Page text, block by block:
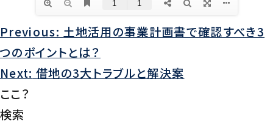
投
稿
ナ
Previous: 土地活用の事業計画書で確認すべき3
つのポイントとは？
Next: 借地の3大トラブルと解決案
ここ？
検索